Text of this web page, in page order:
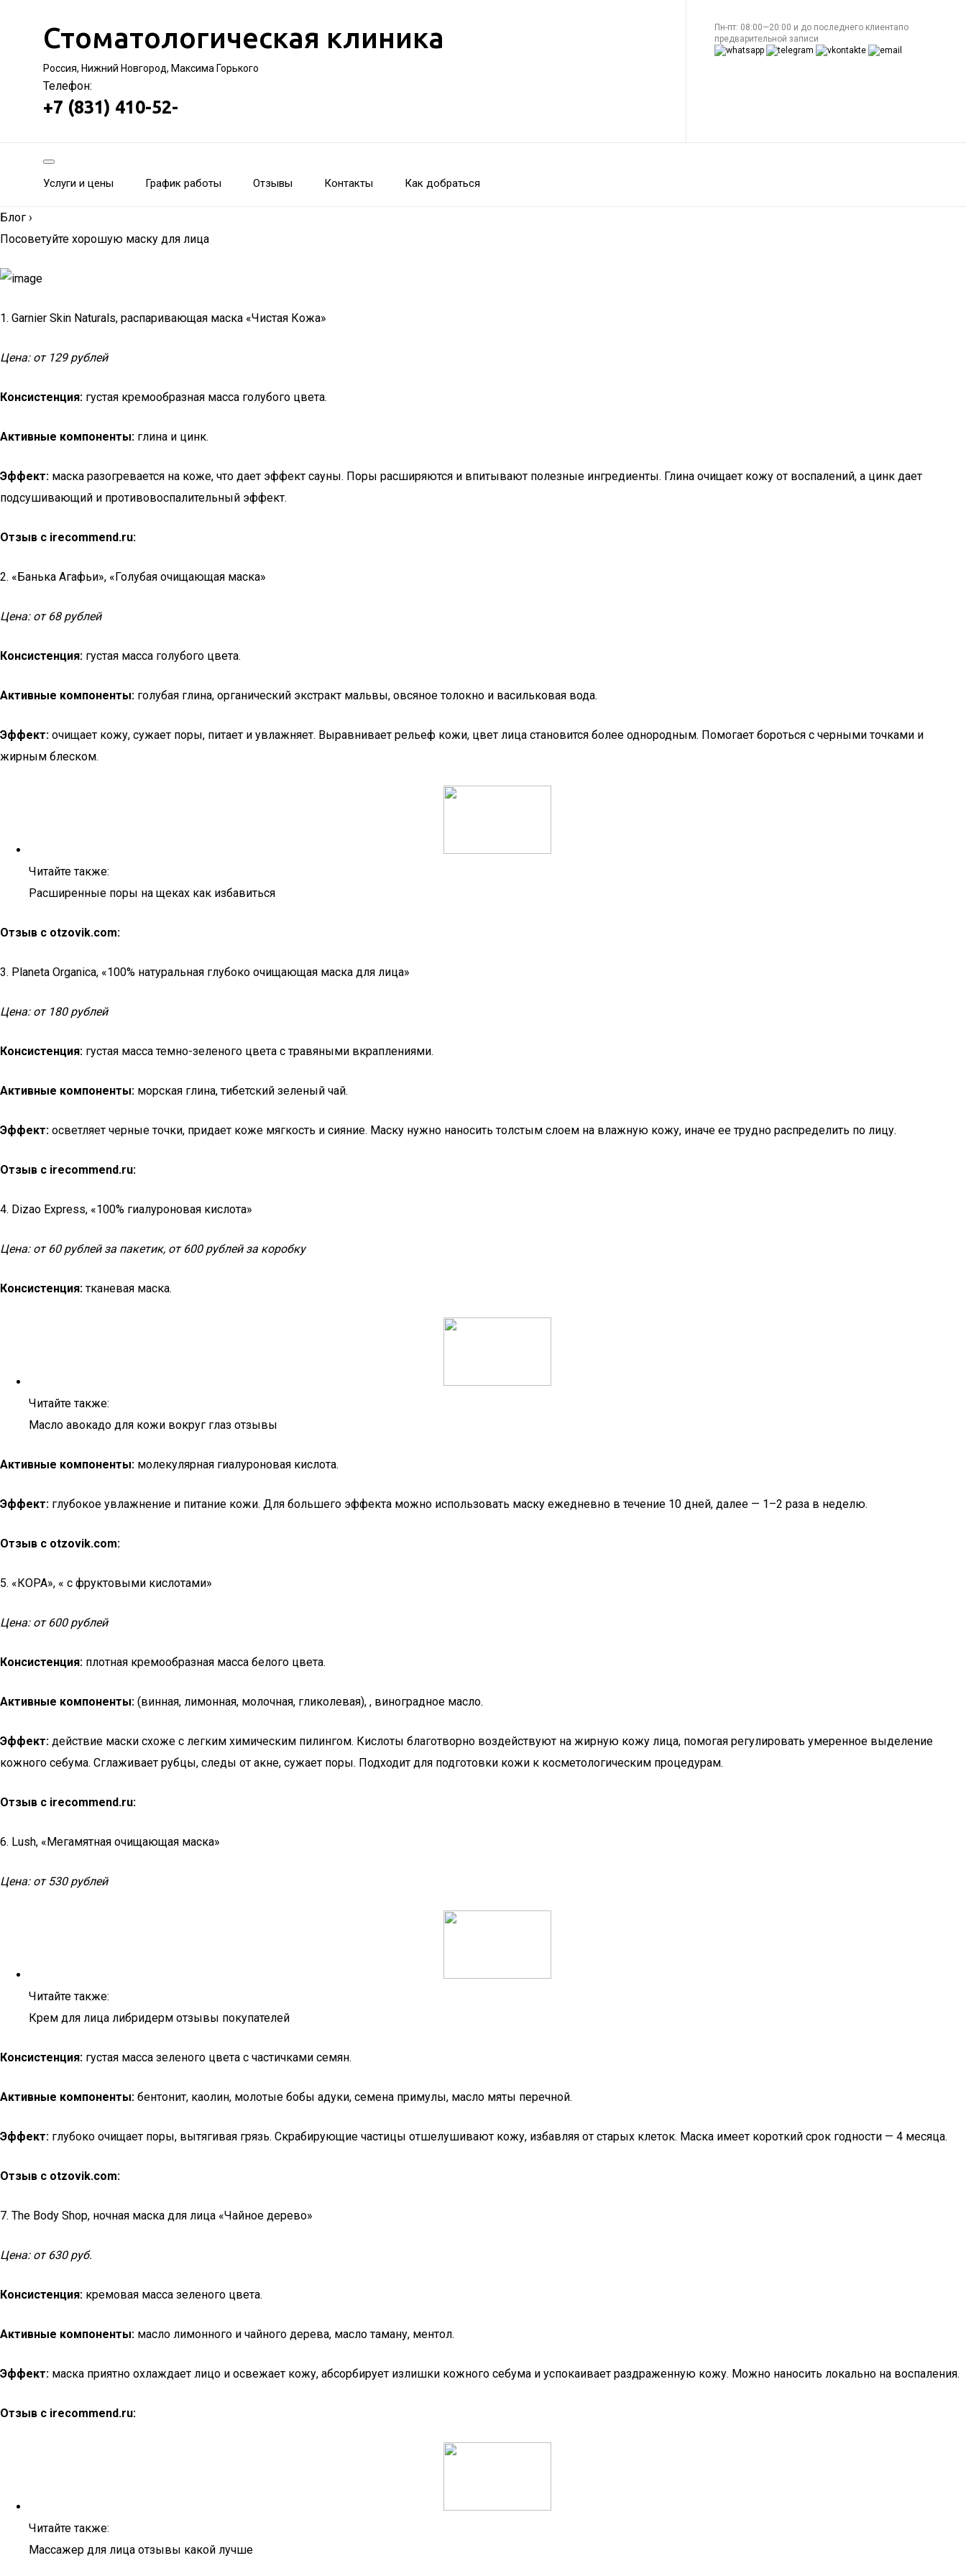
Стоматологическая клиника
Россия, Нижний Новгород, Максима Горького
Телефон:
+7 (831) 410-52-
Пн-пт: 08:00—20:00 и до последнего клиентапо
предварительной записи
Услуги и цены График работы Отзывы Контакты Как добраться
Блог ›
Посоветуйте хорошую маску для лица
1. Garnier Skin Naturals, распаривающая маска «Чистая Кожа»
Цена: от 129 рублей
Консистенция: густая кремообразная масса голубого цвета.
Активные компоненты: глина и цинк.
Эффект: маска разогревается на коже, что дает эффект сауны. Поры расширяются и впитывают полезные ингредиенты. Глина очищает кожу от воспалений, а цинк дает
подсушивающий и противовоспалительный эффект.
Отзыв с irecommend.ru:
2. «Банька Агафьи», «Голубая очищающая маска»
Цена: от 68 рублей
Консистенция: густая масса голубого цвета.
Активные компоненты: голубая глина, органический экстракт мальвы, овсяное толокно и васильковая вода.
Эффект: очищает кожу, сужает поры, питает и увлажняет. Выравнивает рельеф кожи, цвет лица становится более однородным. Помогает бороться с черными точками и
жирным блеском.
Читайте также:
Расширенные поры на щеках как избавиться
Отзыв с otzovik.com:
3. Planeta Organica, «100% натуральная глубоко очищающая маска для лица»
Цена: от 180 рублей
Консистенция: густая масса темно-зеленого цвета с травяными вкраплениями.
Активные компоненты: морская глина, тибетский зеленый чай.
Эффект: осветляет черные точки, придает коже мягкость и сияние. Маску нужно наносить толстым слоем на влажную кожу, иначе ее трудно распределить по лицу.
Отзыв с irecommend.ru:
4. Dizao Express, «100% гиалуроновая кислота»
Цена: от 60 рублей за пакетик, от 600 рублей за коробку
Консистенция:тканевая маска.
Читайте также:
Масло авокадо для кожи вокруг глаз отзывы
Активные компоненты: молекулярная гиалуроновая кислота.
Эффект: глубокое увлажнение и питание кожи. Для большего эффекта можно использовать маску ежедневно в течение 10 дней, далее — 1–2 раза в неделю.
Отзыв с otzovik.com:
5. «КОРА», « с фруктовыми кислотами»
Цена: от 600 рублей
Консистенция: плотная кремообразная масса белого цвета.
Активные компоненты: (винная, лимонная, молочная, гликолевая), , виноградное масло.
Эффект: действие маски схоже с легким химическим пилингом. Кислоты благотворно воздействуют на жирную кожу лица, помогая регулировать умеренное выделение
кожного себума. Сглаживает рубцы, следы от акне, сужает поры. Подходит для подготовки кожи к косметологическим процедурам.
Отзыв с irecommend.ru:
6. Lush, «Мегамятная очищающая маска»
Цена: от 530 рублей
Читайте также:
Крем для лица либридерм отзывы покупателей
Консистенция: густая масса зеленого цвета с частичками семян.
Активные компоненты: бентонит, каолин, молотые бобы адуки, семена примулы, масло мяты перечной.
Эффект: глубоко очищает поры, вытягивая грязь. Скрабирующие частицы отшелушивают кожу, избавляя от старых клеток. Маска имеет короткий срок годности — 4 месяца.
Отзыв с otzovik.com:
7. The Body Shop, ночная маска для лица «Чайное дерево»
Цена: от 630 руб.
Консистенция: кремовая масса зеленого цвета.
Активные компоненты: масло лимонного и чайного дерева, масло таману, ментол.
Эффект: маска приятно охлаждает лицо и освежает кожу, абсорбирует излишки кожного себума и успокаивает раздраженную кожу. Можно наносить локально на воспаления.
Отзыв с irecommend.ru:
Читайте также:
Массажер для лица отзывы какой лучше